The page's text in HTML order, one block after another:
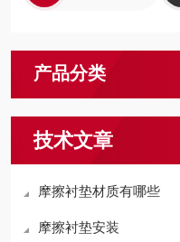
产品分类
技术文章
摩擦衬垫材质有哪些
摩擦衬垫安装